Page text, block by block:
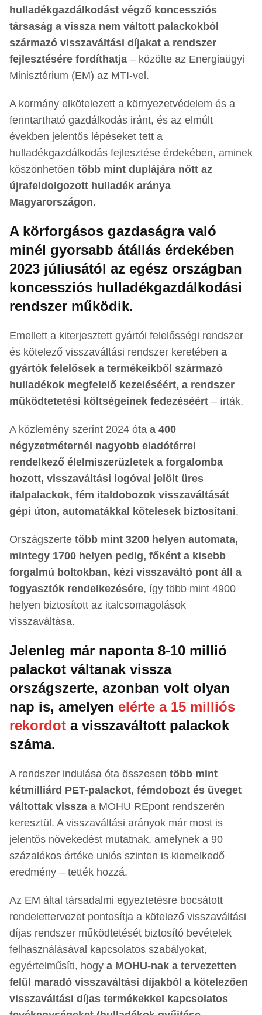
hulladékgazdálkodást végző koncessziós
társaság a vissza nem váltott palackokból
származó visszaváltási díjakat a rendszer
fejlesztésére fordíthatja – közölte az Energiaügyi
Minisztérium (EM) az MTI-vel.
A kormány elkötelezett a környezetvédelem és a
fenntartható gazdálkodás iránt, és az elmúlt
években jelentős lépéseket tett a
hulladékgazdálkodás fejlesztése érdekében, aminek
köszönhetően több mint duplájára nőtt az
újrafeldolgozott hulladék aránya
Magyarországon.
A körforgásos gazdaságra való
minél gyorsabb átállás érdekében
2023 júliusától az egész országban
koncessziós hulladékgazdálkodási
rendszer működik.
Emellett a kiterjesztett gyártói felelősségi rendszer
és kötelező visszaváltási rendszer keretében a
gyártók felelősek a termékeikből származó
hulladékok megfelelő kezeléséért, a rendszer
működtetetési költségeinek fedezéséért – írták.
A közlemény szerint 2024 óta a 400
négyzetméternél nagyobb eladótérrel
rendelkező élelmiszerüzletek a forgalomba
hozott, visszaváltási logóval jelölt üres
italpalackok, fém italdobozok visszaváltását
gépi úton, automatákkal kötelesek biztosítani.
Országszerte több mint 3200 helyen automata,
mintegy 1700 helyen pedig, főként a kisebb
forgalmú boltokban, kézi visszaváltó pont áll a
fogyasztók rendelkezésére, így több mint 4900
helyen biztosított az italcsomagolások
visszaváltása.
Jelenleg már naponta 8-10 millió
palackot váltanak vissza
országszerte, azonban volt olyan
nap is, amelyen elérte a 15 milliós
rekordot a visszaváltott palackok
száma.
A rendszer indulása óta összesen több mint
kétmilliárd PET-palackot, fémdobozt és üveget
váltottak vissza a MOHU REpont rendszerén
keresztül. A visszaváltási arányok már most is
jelentős növekedést mutatnak, amelynek a 90
százalékos értéke uniós szinten is kiemelkedő
eredmény – tették hozzá.
Az EM által társadalmi egyeztetésre bocsátott
rendelettervezet pontosítja a kötelező visszaváltási
díjas rendszer működtetését biztosító bevételek
felhasználásával kapcsolatos szabályokat,
egyértelműsíti, hogy a MOHU-nak a tervezetten
felül maradó visszaváltási díjakból a kötelezően
visszaváltási díjas termékekkel kapcsolatos